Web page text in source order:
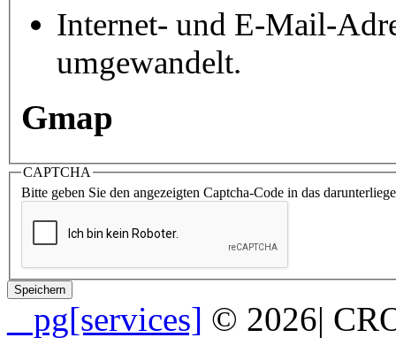
Internet- und E-Mail-
umgewandelt.
Gmap
CAPTCHA
Bitte geben Sie den angezeigten Captcha-Code in das
_ pg[services] © 2026|